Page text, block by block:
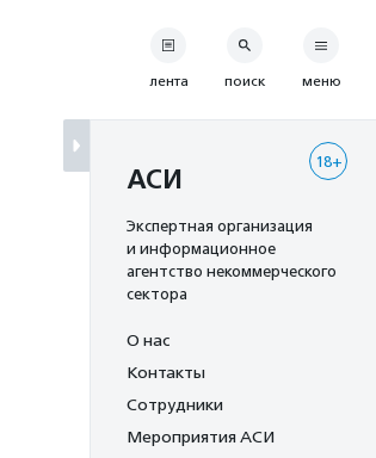
лента поиск меню
18+
АСИ
Экспертная организация
и информационное
агентство некоммерческого
сектора
О нас
Контакты
Сотрудники
Мероприятия АСИ